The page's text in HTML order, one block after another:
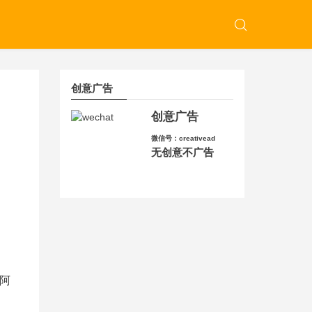
创意广告
创意广告
微信号：creativead
无创意不广告